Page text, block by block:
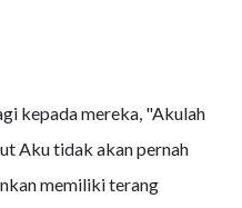
kepada mereka, "Akulah
Aku tidak akan pernah
memiliki terang